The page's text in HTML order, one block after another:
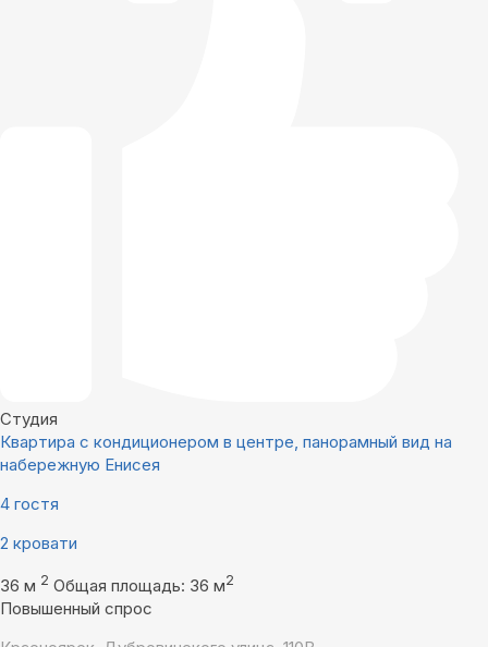
Студия
Квартира с кондиционером в центре, панорамный вид на
набережную Енисея
4 гостя
2 кровати
36 м 2 Общая площадь: 36 м2
Повышенный спрос